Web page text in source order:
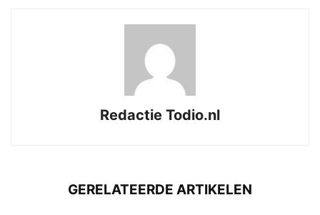
Redactie Todio.nl
GERELATEERDE ARTIKELEN